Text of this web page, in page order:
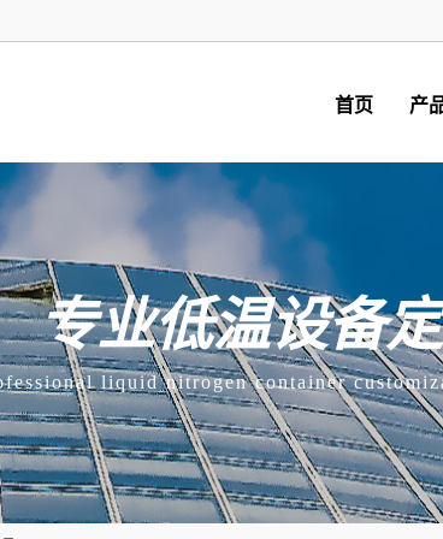
首页 产
专业低温设备
liquid nitrogen container